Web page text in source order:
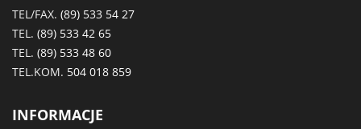
TEL/FAX. (89) 533 54 27
TEL. (89) 533 42 65
TEL. (89) 533 48 60
TEL.KOM. 504 018 859
INFORMACJE